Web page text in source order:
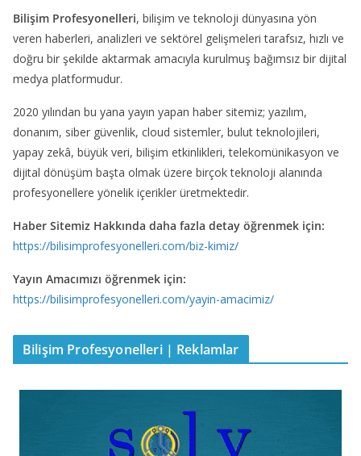
Bilişim Profesyonelleri, bilişim ve teknoloji dünyasına yön
veren haberleri, analizleri ve sektörel gelişmeleri tarafsız, hızlı ve
doğru bir şekilde aktarmak amacıyla kurulmuş bağımsız bir dijital
medya platformudur.
2020 yılından bu yana yayın yapan haber sitemiz; yazılım,
donanım, siber güvenlik, cloud sistemler, bulut teknolojileri,
yapay zekâ, büyük veri, bilişim etkinlikleri, telekomünikasyon ve
dijital dönüşüm başta olmak üzere birçok teknoloji alanında
profesyonellere yönelik içerikler üretmektedir.
Haber Sitemiz Hakkında daha fazla detay öğrenmek için:
https://bilisimprofesyonelleri.com/biz-kimiz/
Yayın Amacımızı öğrenmek için:
https://bilisimprofesyonelleri.com/yayin-amacimiz/
Bilişim Profesyonelleri | Reklamlar